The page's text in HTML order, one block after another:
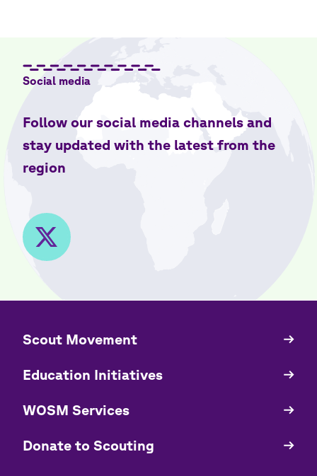
Social media
Follow our social media channels and
stay updated with the latest from the
region
Quick
​​Scout Movement
Education Initiatives
WOSM Services
​​Donate to Scouting